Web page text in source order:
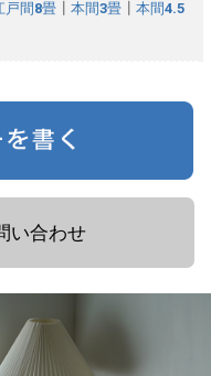
戸間8畳 本間3畳
本間4.5
い合わせ